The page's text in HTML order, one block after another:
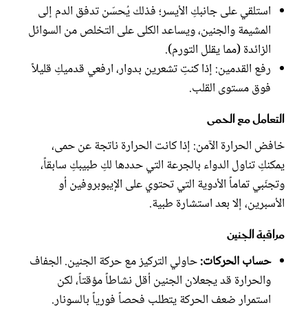
استلقي على جانبكِ الأيسر؛ فذلك يُحسّن تدفق الدم إلى
المشيمة والجنين، ويساعد الكلى على التخلص من السوائل
الزائدة (مما يقلل التورم).
رفع القدمين: إذا كنتِ تشعرين بدوار، ارفعي قدميكِ قليلاً
فوق مستوى القلب.
التعامل مع الحمى
خافض الحرارة الآمن: إذا كانت الحرارة ناتجة عن حمى،
يمكنكِ تناول الدواء بالجرعة التي حددها لكِ طبيبكِ سابقاً،
وتجنّبي تماماً الأدوية التي تحتوي على الإيبوبروفين أو
الأسبرين، إلا بعد استشارة طبية.
مراقبة الجنين
حساب الحركات:حاولي التركيز مع حركة الجنين. الجفاف
والحرارة قد يجعلان الجنين أقل نشاطاً مؤقتاً، لكن
استمرار ضعف الحركة يتطلب فحصاً فورياً بالسونار.